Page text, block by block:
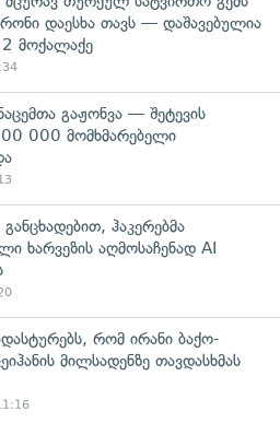
დაესხა თავს — დაშავებულია
მოქალაქე
გაჟონვა — შეტევის
000 მომხმარებელი
ჰაკერებმა
ხარვეზის აღმოსაჩენად AI
რომ ირანი ბაქო-
მილსადენზე თავდასხმას